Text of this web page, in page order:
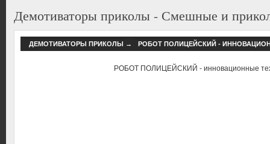
Демотиваторы приколы - Смешные и
ДЕМОТИВАТОРЫ ПРИКОЛЫ → РОБОТ ПОЛИЦЕЙСКИЙ -
РОБОТ ПОЛИЦЕЙСКИЙ - инновационные